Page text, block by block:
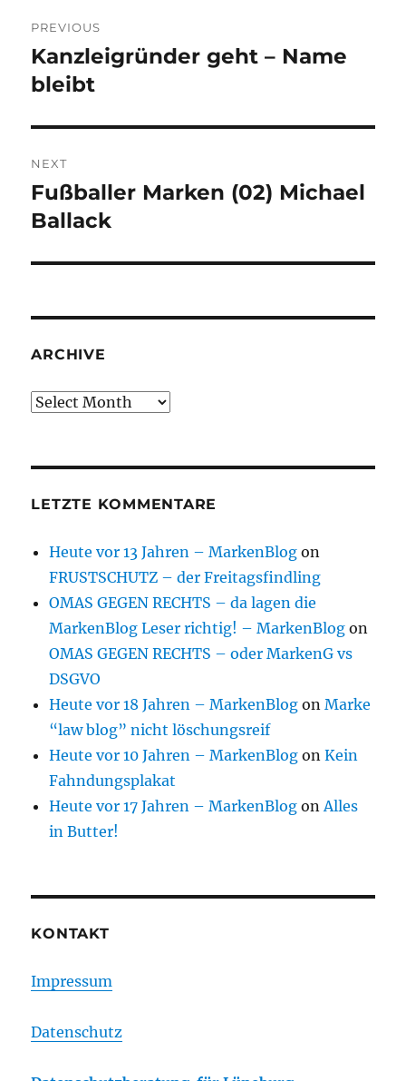
navigation
PREVIOUS
Previous
post:
Kanzleigründer geht – Name
bleibt
NEXT
Next
post:
Fußballer Marken (02) Michael
Ballack
ARCHIVE
Archive
LETZTE KOMMENTARE
Heute vor 13 Jahren – MarkenBlog on
FRUSTSCHUTZ – der Freitagsfindling
OMAS GEGEN RECHTS – da lagen die
MarkenBlog Leser richtig! – MarkenBlog on
OMAS GEGEN RECHTS – oder MarkenG vs
DSGVO
Heute vor 18 Jahren – MarkenBlog onMarke
“law blog” nicht löschungsreif
Heute vor 10 Jahren – MarkenBlog onKein
Fahndungsplakat
Heute vor 17 Jahren – MarkenBlog onAlles
in Butter!
KONTAKT
Impressum
Datenschutz